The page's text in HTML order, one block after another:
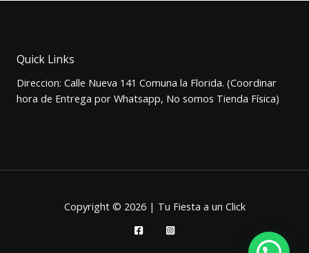
Quick Links
Direccion: Calle Nueva 141 Comuna la Florida. (Coordinar
hora de Entrega por Whatsapp, No somos Tienda Física)
Copyright © 2026 | Tu Fiesta a un Click